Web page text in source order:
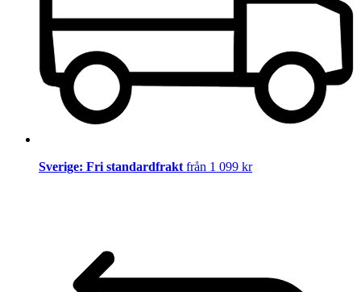
Sverige: Fri standardfrakt från 1 099 kr